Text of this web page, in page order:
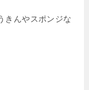
きんやスポンジな